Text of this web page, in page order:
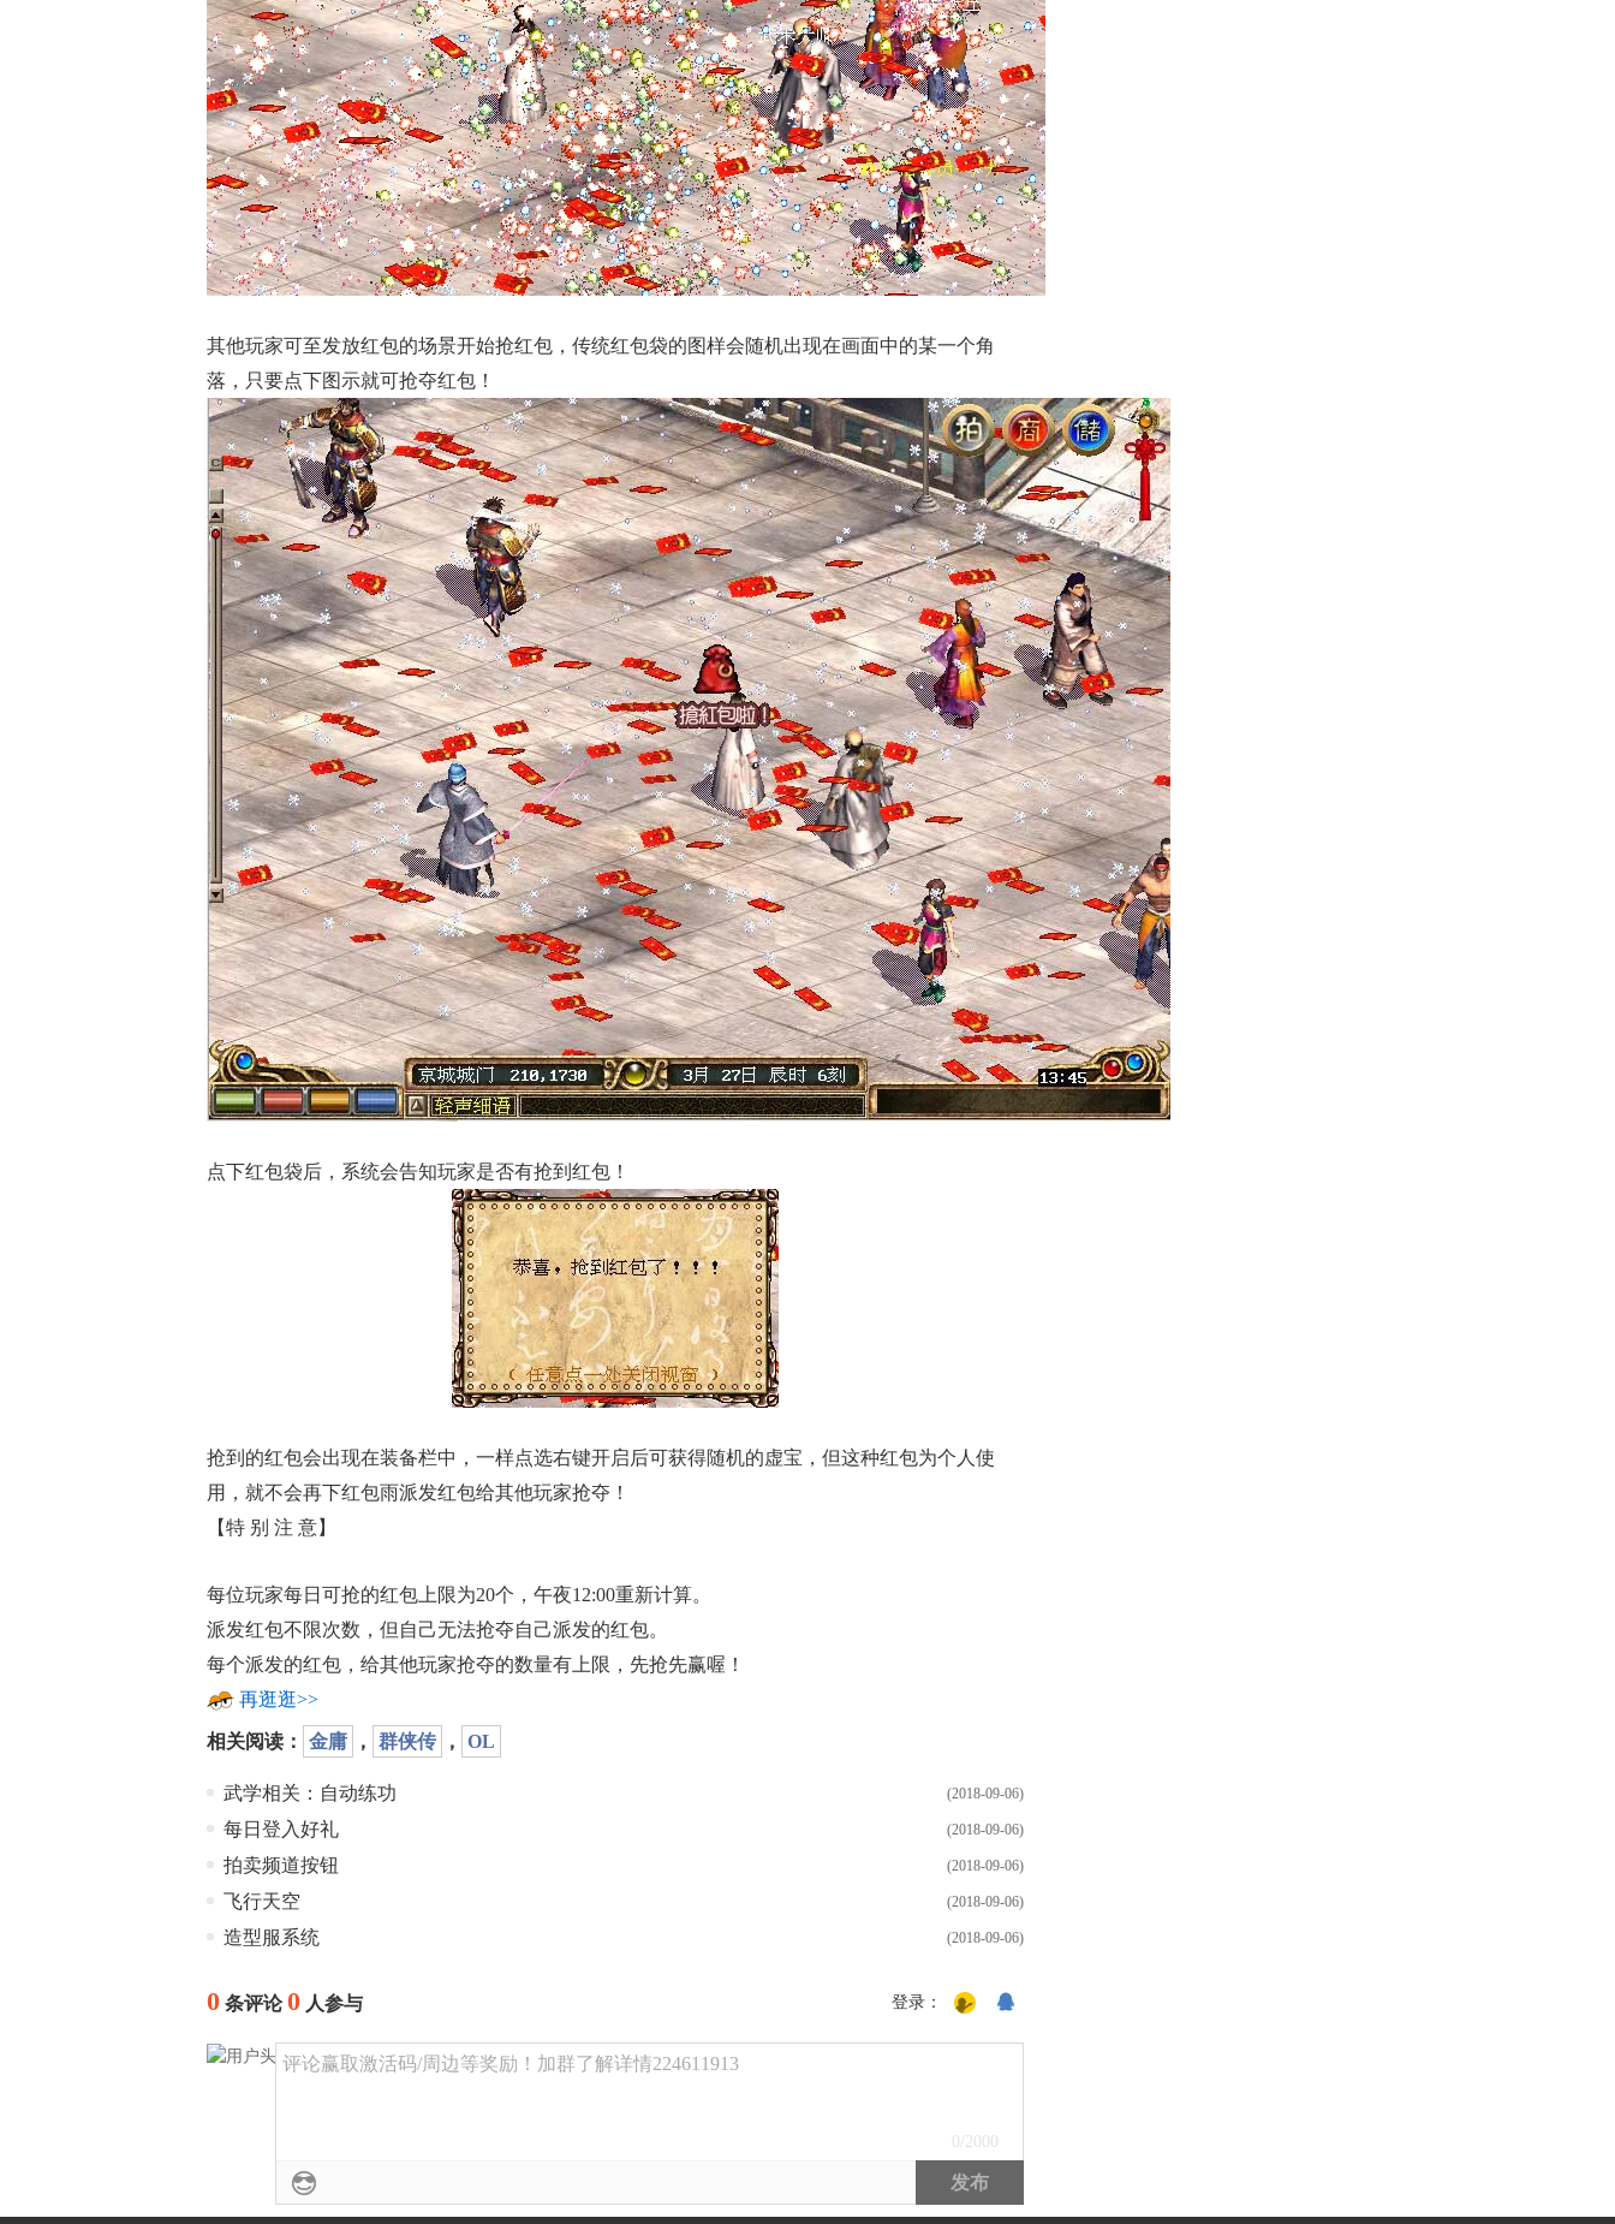
其他玩家可至发放红包的场景开始抢红包，传统红包袋的图样会随机出现在画面中的某一个角
落，只要点下图示就可抢夺红包！
点下红包袋后，系统会告知玩家是否有抢到红包！
抢到的红包会出现在装备栏中，一样点选右键开启后可获得随机的虚宝，但这种红包为个人使
用，就不会再下红包雨派发红包给其他玩家抢夺！
【特 别 注 意】
每位玩家每日可抢的红包上限为20个，午夜12:00重新计算。
派发红包不限次数，但自己无法抢夺自己派发的红包。
每个派发的红包，给其他玩家抢夺的数量有上限，先抢先赢喔！
再逛逛>>
相关阅读： 金庸 ， 群侠传 ， OL
(2018-09-06)
武学相关：自动练功
(2018-09-06)
每日登入好礼
(2018-09-06)
拍卖频道按钮
(2018-09-06)
飞行天空
(2018-09-06)
造型服系统
0 条评论0 人参与 登录：
评论赢取激活码/周边等奖励！加群了解详情224611913
0 /2000
发布